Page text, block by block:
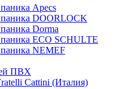
Apecs
DOORLOCK
Dorma
ECO SCHULTE
NEMEF
ПВХ
Cattini (Италия)